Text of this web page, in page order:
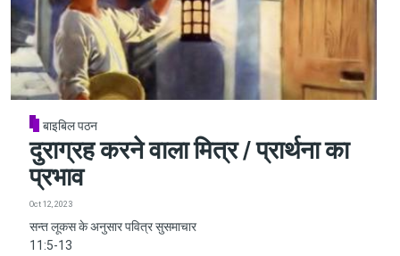
बाइबिल पठन
दुराग्रह करने वाला मित्र / प्रार्थना का
प्रभाव
Oct 12, 2023
सन्त लूकस के अनुसार पवित्र सुसमाचार
11:5-13